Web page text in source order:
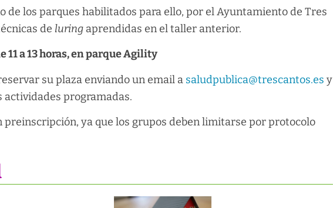
de los parques habilitados para ello, por el Ayuntamiento de Tres
de luring aprendidas en el taller anterior.
11 a 13 horas, en parque Agility
su plaza enviando un email a saludpublica@trescantos.es y
programadas.
preinscripción, ya que los grupos deben limitarse por protocolo